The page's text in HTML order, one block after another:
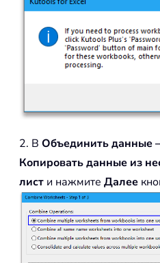
2. В Объединить данные
Копировать данные из
лист и нажмите Далее